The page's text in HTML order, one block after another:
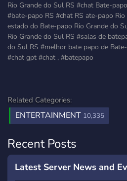
Rio Grande do Sul RS #chat Bate-
#bate-papo RS #chat RS ate-papo
estado do Bate-papo Rio Grande do
Rio Grande do Sul RS #salas de
do Sul RS #melhor bate papo de
#chat gpt #chat , #batepapo
Related Categories:
ENTERTAINMENT 10,335
Recent Posts
Latest Server News and